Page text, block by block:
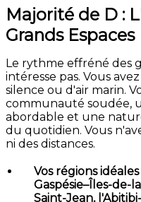
Majorité de D :
Grands Espaces
Le rythme effréné des
intéresse pas. Vous
silence ou d'air marin.
communauté soudée,
abordable et une
du quotidien. Vous
ni des distances.
Vos régions idéales
Gaspésie–Îles-de-
Saint-Jean,